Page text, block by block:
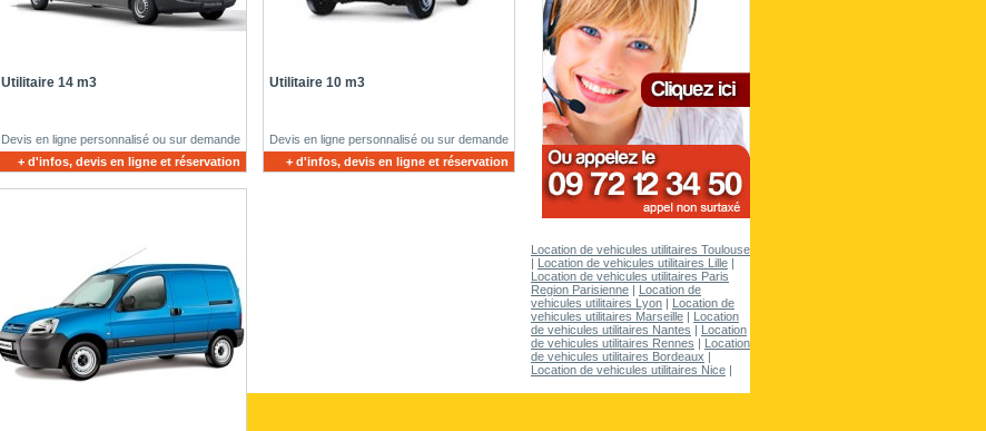
Utilitaire 14 m3
Devis en ligne personnalisé ou sur demande
+ d'infos, devis en ligne et réservation
Utilitaire 10 m3
Devis en ligne personnalisé ou sur demande
+ d'infos, devis en ligne et réservation
Location de vehicules utilitaires Toulouse
| Location de vehicules utilitaires Lille |
Location de vehicules utilitaires Paris
Region Parisienne | Location de
vehicules utilitaires Lyon | Location de
vehicules utilitaires Marseille | Location
de vehicules utilitaires Nantes | Location
de vehicules utilitaires Rennes | Location
de vehicules utilitaires Bordeaux |
Location de vehicules utilitaires Nice |